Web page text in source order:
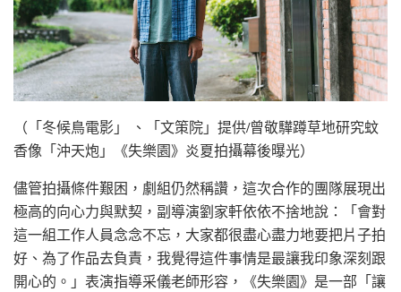
（「冬候鳥電影」 、「文策院」提供/曾敬驊蹲草地研究蚊
香像「沖天炮」《失樂園》炎夏拍攝幕後曝光）
儘管拍攝條件艱困，劇組仍然稱讚，這次合作的團隊展現出
極高的向心力與默契，副導演劉家軒依依不捨地說：「會對
這一組工作人員念念不忘，大家都很盡心盡力地要把片子拍
好、為了作品去負責，我覺得這件事情是最讓我印象深刻跟
開心的。」表演指導采儀老師形容，《失樂園》是一部「讓